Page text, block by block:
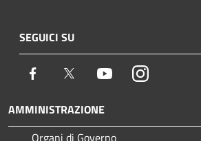
SEGUICI SU
Facebook Twitter YoutubeInstagram
AMMINISTRAZIONE
Organi di Governo